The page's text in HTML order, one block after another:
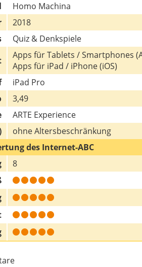
Homo Machina
2018
Quiz & Denkspiele
Apps für Tablets / Smartphones
Apps für iPad / iPhone (iOS)
iPad Pro
3,49
ARTE Experience
ohne Altersbeschränkung
des Internet-ABC
8